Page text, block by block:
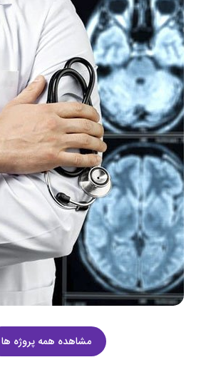
مشاهده همه پروژه ها